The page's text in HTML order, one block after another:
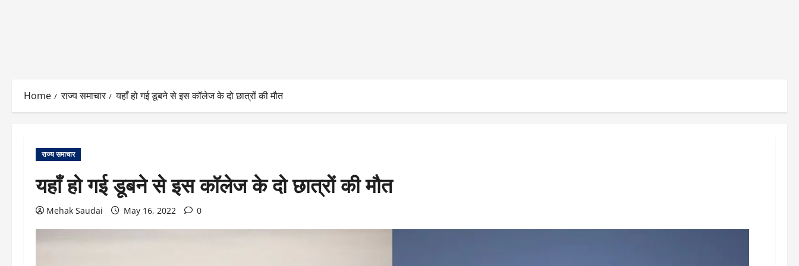
Home राज्य समाचार यहाँ हो गई डूबने से इस कॉलेज के दो छात्रों की मौत
राज्य समाचार
यहाँ हो गई डूबने से इस कॉलेज के दो छात्रों की मौत
Mehak Saudai May 16, 2022 0